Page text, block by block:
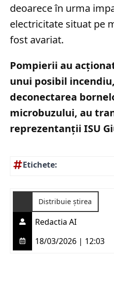
deoarece în urma
electricitate situat pe
fost avariat.
Pompierii au
unui posibil
deconectarea
microbuzului, au
reprezentanții ISU
Etichete:
Distribuie știrea
Redactia AI
18/03/2026 | 12:03